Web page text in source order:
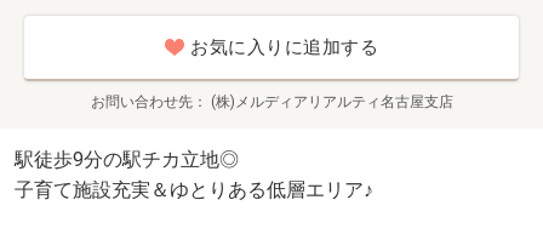
お気に入りに追加する
お問い合わせ先 (株)メルディアリアルティ名古屋支店
駅徒歩9分の駅チカ立地◎
子育て施設充実＆ゆとりある低層エリア♪